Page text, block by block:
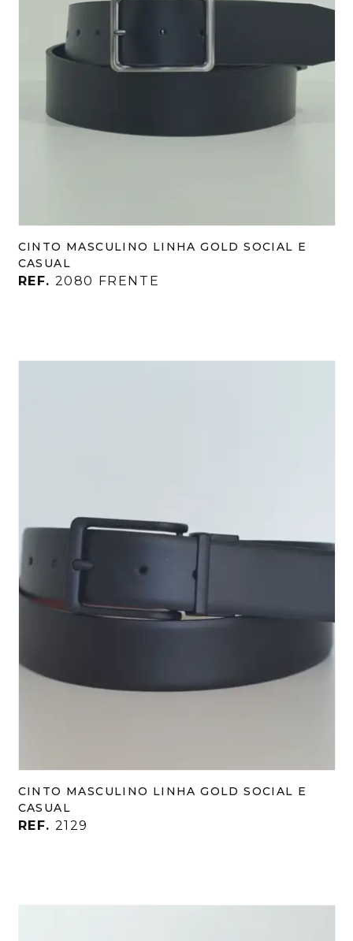
CINTO MASCULINO LINHA GOLD SOCIAL E
CASUAL
REF. 2080 FRENTE
CINTO MASCULINO LINHA GOLD SOCIAL E
CASUAL
REF. 2129